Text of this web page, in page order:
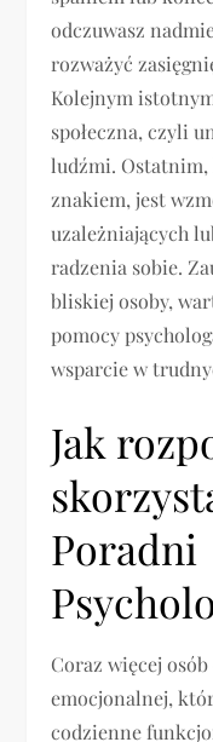
odczuwasz
rozważyć
Kolejnym
społeczna, czyli
ludźmi.
znakiem, jest
uzależniających
radzenia sobie.
bliskiej osoby,
pomocy
wsparcie w
Jak
Poradni
Coraz więcej
emocjonalnej,
codzienne